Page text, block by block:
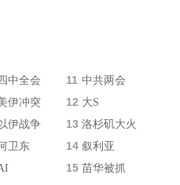
中全会 11 中共两会
伊冲突 12 大S
伊战争 13 洛杉矶大火
卫东 14 叙利亚
15 苗华被抓